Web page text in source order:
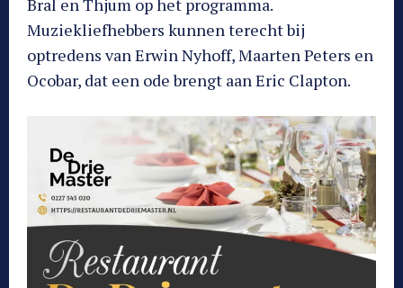
Muziekliefhebbers kunnen terecht bij
optredens van Erwin Nyhoff, Maarten Peters en
Ocobar, dat een ode brengt aan Eric Clapton.